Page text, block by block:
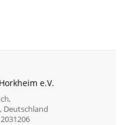
e.V.
Deutschland